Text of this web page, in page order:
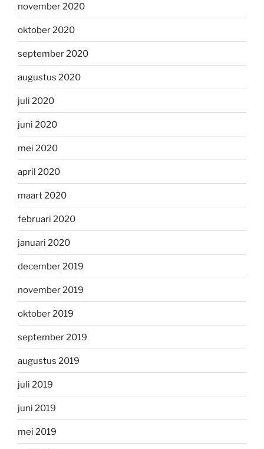
november 2020
oktober 2020
september 2020
augustus 2020
juli 2020
juni 2020
mei 2020
april 2020
maart 2020
februari 2020
januari 2020
december 2019
november 2019
oktober 2019
september 2019
augustus 2019
juli 2019
juni 2019
mei 2019